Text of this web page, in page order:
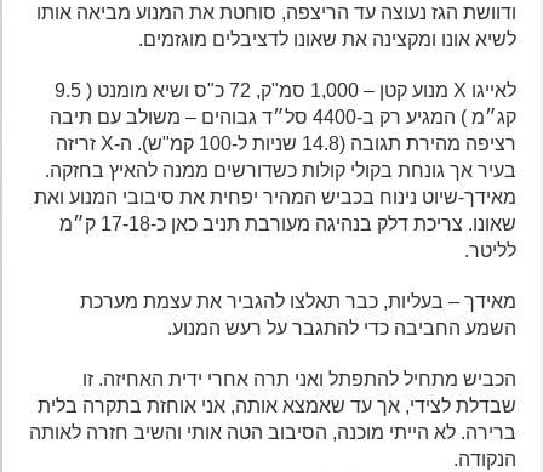
ודוושת הגז נעוצה עד הריצפה, סוחטת את המנוע מביאה אותו
לשיא אונו ומקצינה את שאונו לדציבלים מוגזמים.
לאייגו X מנוע קטן – 1,000 סמ"ק, 72 כ"ס ושיא מומנט ( 9.5
קג״מ ) המגיע רק ב-4400 סל״ד גבוהים – משולב עם תיבה
רציפה מהירת תגובה (14.8 שניות ל-100 קמ"ש). ה-X זריזה
בעיר אך גונחת בקולי קולות כשדורשים ממנה להאיץ בחזקה.
מאידך-שיוט נינוח בכביש המהיר יפחית את סיבובי המנוע ואת
שאונו. צריכת דלק בנהיגה מעורבת תניב כאן כ-17-18 ק״מ
לליטר.
מאידך – בעליות, כבר תאלצו להגביר את עצמת מערכת
השמע החביבה כדי להתגבר על רעש המנוע.
הכביש מתחיל להתפתל ואני תרה אחרי ידית האחיזה. זו
שבדלת לצידי, אך עד שאמצא אותה, אני אוחזת בתקרה בלית
ברירה. לא הייתי מוכנה, הסיבוב הטה אותי והשיב חזרה לאותה
הנקודה.